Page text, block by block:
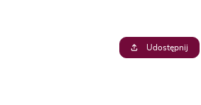
Udostępnij